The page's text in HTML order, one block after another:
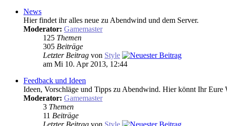
News
Hier findet ihr alles neue zu Abendwind und dem Server.
Moderator: Gamemaster
125 Themen
305 Beiträge
Letzter Beitrag von Style
am Mi 10. Apr 2013, 12:44
Feedback und Ideen
Ideen, Vorschläge und Tipps zu Abendwind. Hier könnt Ihr
Moderator: Gamemaster
3 Themen
11 Beiträge
Letzter Beitrag von Style